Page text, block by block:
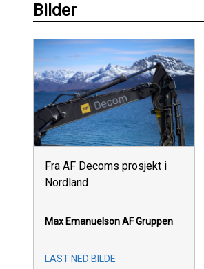
Bilder
Fra AF Decoms prosjekt i
Nordland
Max EmanuelsonAF Gruppen
LAST NED BILDE